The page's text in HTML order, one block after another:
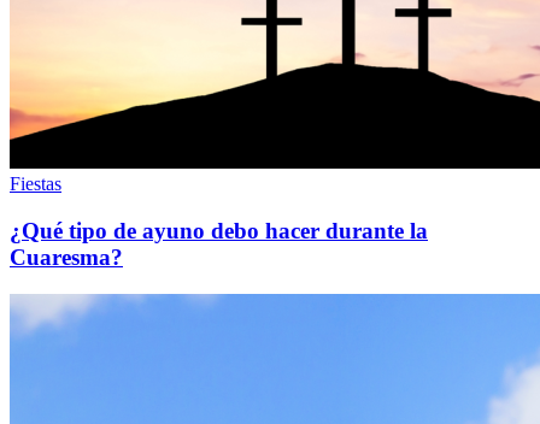
Fiestas
¿Qué tipo de ayuno debo hacer durante la
Cuaresma?